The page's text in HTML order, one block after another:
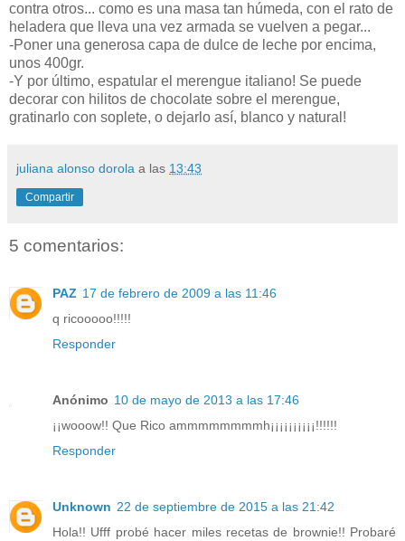
contra otros... como es una masa tan húmeda, con el rato de
heladera que lleva una vez armada se vuelven a pegar...
-Poner una generosa capa de dulce de leche por encima,
unos 400gr.
-Y por último, espatular el merengue italiano! Se puede
decorar con hilitos de chocolate sobre el merengue,
gratinarlo con soplete, o dejarlo así, blanco y natural!
juliana alonso dorola a las 13:43
Compartir
5 comentarios:
PAZ 17 de febrero de 2009 a las 11:46
q ricooooo!!!!!
Responder
Anónimo 10 de mayo de 2013 a las 17:46
¡¡wooow!! Que Rico ammmmmmmmh¡¡¡¡¡¡¡¡¡¡!!!!!!
Responder
Unknown 22 de septiembre de 2015 a las 21:42
Hola!! Ufff probé hacer miles recetas de brownie!! Probaré